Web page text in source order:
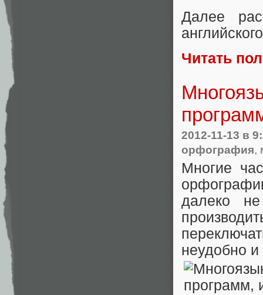
Далее
Читать
2012-11-13 в
орфография,
Многие
далеко
неудобно